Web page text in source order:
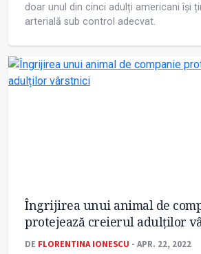
doar unul din cinci adulți americani își
arterială sub control adecvat.
Îngrijirea unui animal de
protejează creierul adulților
DE FLORENTINA IONESCU - APR. 22, 2022